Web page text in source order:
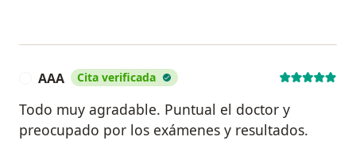
AAA Cita verificada
Todo muy agradable. Puntual el doctor y
preocupado por los exámenes y resultados.